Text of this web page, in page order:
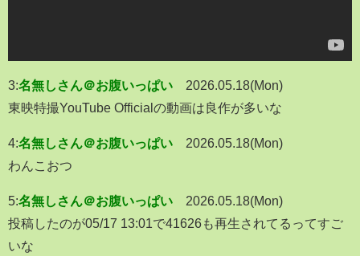
3:名無しさん＠お腹いっぱい
2026.05.18(Mon)
東映特撮YouTube Officialの動画は良作が多いな
4:名無しさん＠お腹いっぱい
2026.05.18(Mon)
わんこおつ
5:名無しさん＠お腹いっぱい
2026.05.18(Mon)
投稿したのが05/17 13:01で41626も再生されてるってすご
いな